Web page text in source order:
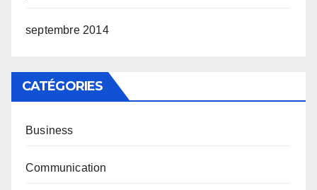
septembre 2014
CATÉGORIES
Business
Communication